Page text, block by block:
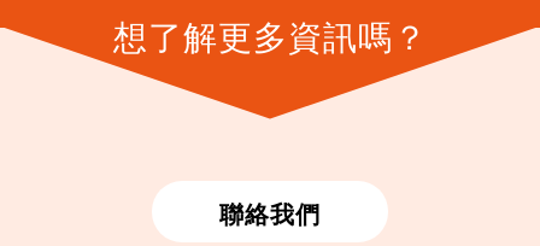
想了解更多資訊嗎？
聯絡我們